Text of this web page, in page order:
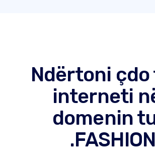
Ndërtoni çdo
interneti
domenin
.FASHION